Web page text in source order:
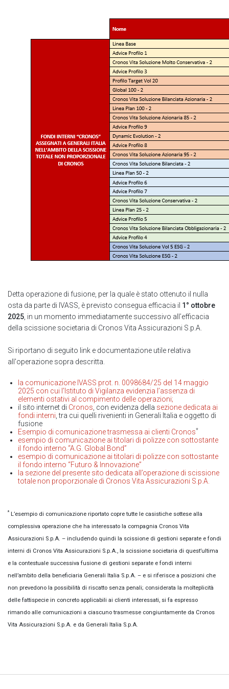
Detta operazione di fusione, per la quale è stato ottenuto il nulla
osta da parte di IVASS, è previsto consegua efficacia il 1° ottobre
2025 , in un momento immediatamente successivo all’efficacia
della scissione societaria di Cronos Vita Assicurazioni S.p.A.
Si riportano di seguito link e documentazione utile relativa
all'operazione sopra descritta.
la comunicazione IVASS prot. n. 0098684/25 del 14 maggio
2025 con cui l’Istituto di Vigilanza evidenzia l’assenza di
elementi ostativi al compimento delle operazioni;
il sito internet di Cronos , con evidenza della sezione dedicata ai
fondi interni , tra cui quelli rivenienti in Generali Italia e oggetto di
fusione
Esempio di comunicazione trasmessa ai clienti Cronos*
esempio di comunicazione ai titolari di polizze con sottostante
il fondo interno “A.G. Global Bond”
esempio di comunicazione ai titolari di polizze con sottostante
il fondo interno “Futuro & Innovazione”
la sezione del presente sito dedicata all’operazione di scissione
totale non proporzionale di Cronos Vita Assicurazioni S.p.A.
* L’esempio di comunicazione riportato copre tutte le casistiche sottese alla
complessiva operazione che ha interessato la compagnia Cronos Vita
Assicurazioni S.p.A. – includendo quindi la scissione di gestioni separate e fondi
interni di Cronos Vita Assicurazioni S.p.A., la scissione societaria di quest’ultima
e la contestuale successiva fusione di gestioni separate e fondi interni
nell’ambito della beneficiaria Generali Italia S.p.A. – e si riferisce a posizioni che
non prevedono la possibilità di riscatto senza penali; considerata la molteplicità
delle fattispecie in concreto applicabili ai clienti interessati, si fa espresso
rimando alle comunicazioni a ciascuno trasmesse congiuntamente da Cronos
Vita Assicurazioni S.p.A. e da Generali Italia S.p.A.